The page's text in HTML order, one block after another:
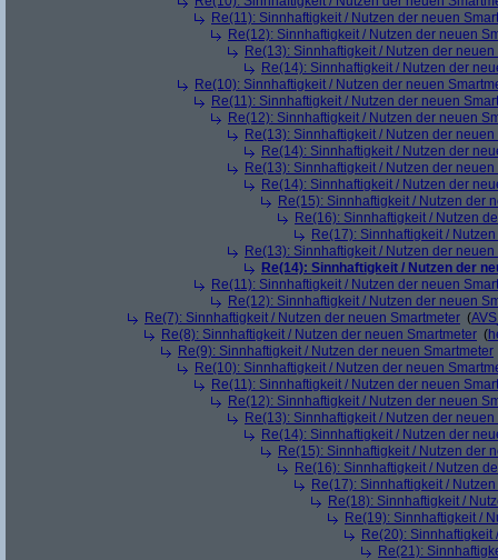
Re(11): Sinnhaftigkeit / Nutzen der neuen
Re(12): Sinnhaftigkeit / Nutzen der neuen
Re(13): Sinnhaftigkeit / Nutzen der neuen
Re(14): Sinnhaftigkeit / Nutzen der
Re(10): Sinnhaftigkeit / Nutzen der neuen
Re(11): Sinnhaftigkeit / Nutzen der neuen
Re(12): Sinnhaftigkeit / Nutzen der neuen
Re(13): Sinnhaftigkeit / Nutzen der neuen
Re(14): Sinnhaftigkeit / Nutzen der
Re(13): Sinnhaftigkeit / Nutzen der neuen
Re(14): Sinnhaftigkeit / Nutzen der
Re(15): Sinnhaftigkeit / Nutzen der
Re(16): Sinnhaftigkeit / Nutzen
Re(17): Sinnhaftigkeit /
Re(13): Sinnhaftigkeit / Nutzen der neuen
Re(14): Sinnhaftigkeit / Nutzen der
Re(11): Sinnhaftigkeit / Nutzen der neuen
Re(12): Sinnhaftigkeit / Nutzen der neuen
Re(7): Sinnhaftigkeit / Nutzen der neuen Smartmeter (
Re(8): Sinnhaftigkeit / Nutzen der neuen Smartmeter (
Re(9): Sinnhaftigkeit / Nutzen der neuen Smartmeter
Re(10): Sinnhaftigkeit / Nutzen der neuen
Re(11): Sinnhaftigkeit / Nutzen der neuen
Re(12): Sinnhaftigkeit / Nutzen der neuen
Re(13): Sinnhaftigkeit / Nutzen der neuen
Re(14): Sinnhaftigkeit / Nutzen der
Re(15): Sinnhaftigkeit / Nutzen der
Re(16): Sinnhaftigkeit / Nutzen
Re(17): Sinnhaftigkeit /
Re(18): Sinnhaftigkeit /
Re(19): Sinnhaftigkeit /
Re(20): Sinnhaftigkeit
Re(21):